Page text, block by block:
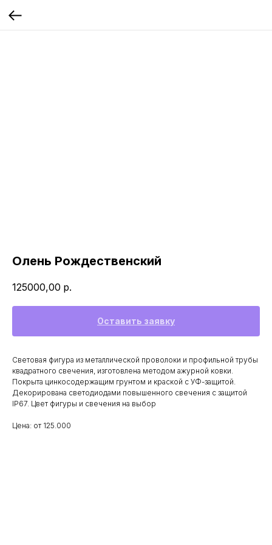
Олень Рождественский
125000,00 р.
Оставить заявку
Световая фигура из металлической проволоки и профильной трубы
квадратного свечения, изготовлена методом ажурной ковки.
Покрыта цинкосодержащим грунтом и краской с УФ-защитой.
Декорирована светодиодами повышенного свечения с защитой
IP67. Цвет фигуры и свечения на выбор
Цена: от 125.000